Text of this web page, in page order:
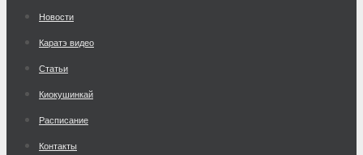
содержимому
Новости
Каратэ видео
Статьи
Киокушинкай
Расписание
Контакты